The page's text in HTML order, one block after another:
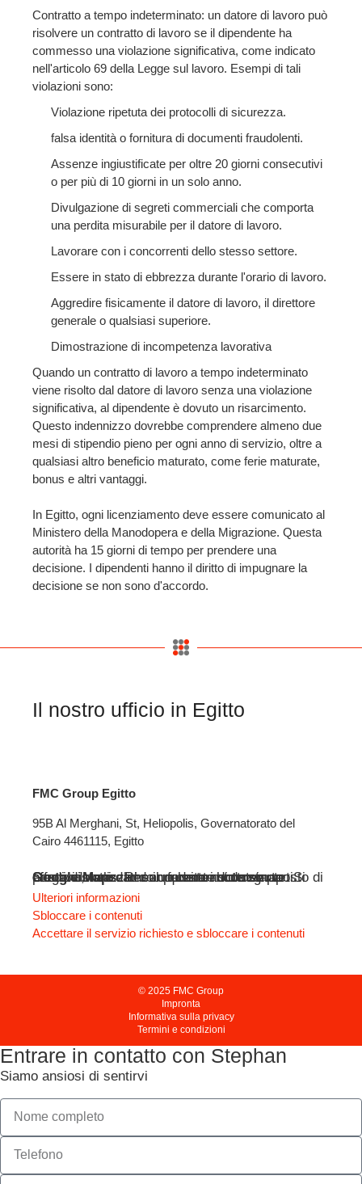
Contratto a tempo indeterminato: un datore di lavoro può
risolvere un contratto di lavoro se il dipendente ha
commesso una violazione significativa, come indicato
nell'articolo 69 della Legge sul lavoro. Esempi di tali
violazioni sono:
Violazione ripetuta dei protocolli di sicurezza.
falsa identità o fornitura di documenti fraudolenti.
Assenze ingiustificate per oltre 20 giorni consecutivi
o per più di 10 giorni in un solo anno.
Divulgazione di segreti commerciali che comporta
una perdita misurabile per il datore di lavoro.
Lavorare con i concorrenti dello stesso settore.
Essere in stato di ebbrezza durante l'orario di lavoro.
Aggredire fisicamente il datore di lavoro, il direttore
generale o qualsiasi superiore.
Dimostrazione di incompetenza lavorativa
Quando un contratto di lavoro a tempo indeterminato
viene risolto dal datore di lavoro senza una violazione
significativa, al dipendente è dovuto un risarcimento.
Questo indennizzo dovrebbe comprendere almeno due
mesi di stipendio pieno per ogni anno di servizio, oltre a
qualsiasi altro beneficio maturato, come ferie maturate,
bonus e altri vantaggi.
In Egitto, ogni licenziamento deve essere comunicato al
Ministero della Manodopera e della Migrazione. Questa
autorità ha 15 giorni di tempo per prendere una
decisione. I dipendenti hanno il diritto di impugnare la
decisione se non sono d'accordo.
Il nostro ufficio in Egitto
FMC Group Egitto
95B Al Merghani, St, Heliopolis, Governatorato del
Cairo 4461115, Egitto
Si sta visualizzando un contenuto segnaposto di
Google Maps
. Per accedere al contenuto effettivo, fare clic sul pulsante sottostante. Si prega di notare che in questo modo si condividono i dati con fornitori di terze parti.
Ulteriori informazioni
Sbloccare i contenuti
Accettare il servizio richiesto e sbloccare i contenuti
© 2025 FMC Group
Impronta
Informativa sulla privacy
Termini e condizioni
Entrare in contatto con Stephan
Siamo ansiosi di sentirvi